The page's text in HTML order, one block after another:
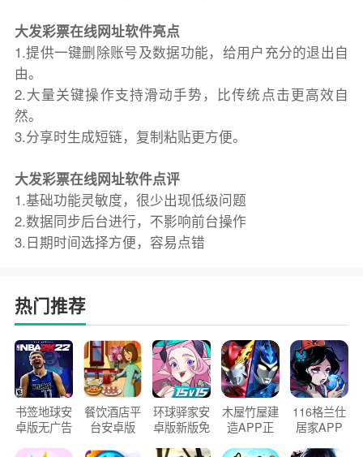
大发彩票在线网址软件亮点
1.提供一键删除账号及数据功能，给用户充分的退出自
由。
2.大量关键操作支持滑动手势，比传统点击更高效自
然。
3.分享时生成短链，复制粘贴更方便。
大发彩票在线网址软件点评
1.基础功能灵敏度，很少出现低级问题
2.数据同步后台进行，不影响前台操作
3.日期时间选择方便，容易点错
热门推荐
书签地球安
卓版无广告
餐饮酒店平
台安卓版
环球驿家安
卓版新版免
木屋竹屋建
造APP正
116格兰仕
居家APP